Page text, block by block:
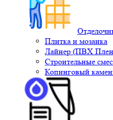
Плитка и мозаика
Лайнер (ПВХ
Строительные
Копинговый